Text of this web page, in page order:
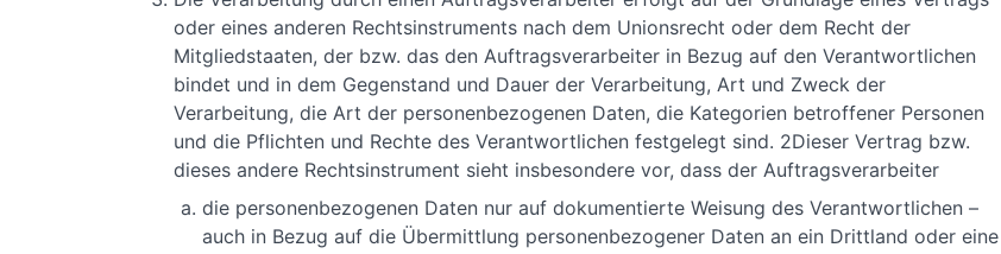
oder eines anderen Rechtsinstruments nach dem Unionsrecht oder dem Recht der
Mitgliedstaaten, der bzw. das den Auftragsverarbeiter in Bezug auf den Verantwortlichen
bindet und in dem Gegenstand und Dauer der Verarbeitung, Art und Zweck der
Verarbeitung, die Art der personenbezogenen Daten, die Kategorien betroffener Personen
und die Pflichten und Rechte des Verantwortlichen festgelegt sind. 2Dieser Vertrag bzw.
dieses andere Rechtsinstrument sieht insbesondere vor, dass der Auftragsverarbeiter
die personenbezogenen Daten nur auf dokumentierte Weisung des Verantwortlichen –
auch in Bezug auf die Übermittlung personenbezogener Daten an ein Drittland oder eine